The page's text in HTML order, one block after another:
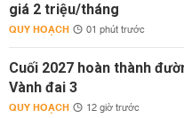
giá 2 triệu/tháng
QUY HOẠCH 01 phút trước
Cuối 2027 hoàn thành
Vành đai 3
QUY HOẠCH 12 giờ trước